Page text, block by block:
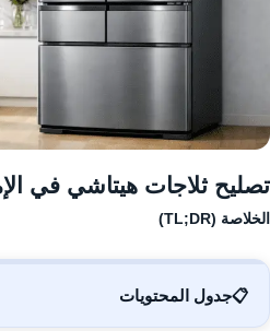
تصليح ثلاجات هيتاشي في
الخلاصة (TL;DR)
📋جدول المحتويات